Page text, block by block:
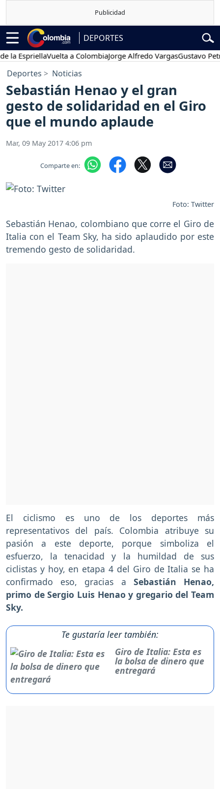
DEPORTES
Vuelta a ColombiaJorge Alfredo VargasGustavo Petro
Deportes Noticias
Sebastián Henao y el gran
gesto de solidaridad en el Giro
que el mundo aplaude
Mar, 09 May 2017 4:06 pm
Comparte en:
Foto: Twitter
Sebastián Henao, colombiano que corre el Giro de
Italia con el Team Sky, ha sido aplaudido por este
tremendo gesto de solidaridad.
El ciclismo es uno de los deportes más
representativos del país. Colombia atribuye su
pasión a este deporte, porque simboliza el
esfuerzo, la tenacidad y la humildad de sus
ciclistas y hoy, en etapa 4 del Giro de Italia se ha
confirmado eso, gracias a Sebastián Henao,
primo de Sergio Luis Henao y gregario del Team
Sky.
Te gustaría leer también:
Giro de Italia: Esta es
la bolsa de dinero que
entregará